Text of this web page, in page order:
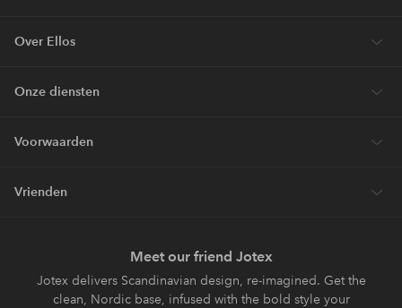
Over Ellos
Onze diensten
Voorwaarden
Vrienden
Meet our friend Jotex
Jotex delivers Scandinavian design, re-imagined. Get the
clean, Nordic base, infused with the bold style your